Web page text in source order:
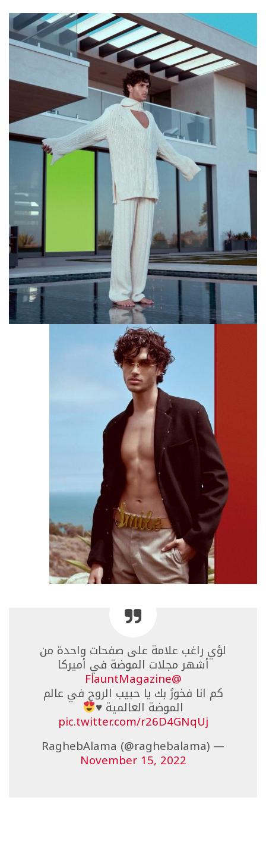
لؤي راغب علامة على صفحات واحدة من
أشهر مجلات الموضة في أميركا
@FlauntMagazine
كم انا فخورُ بك يا حبيب الروح في عالم
الموضة العالمية♥️
pic.twitter.com/r26D4GNqUj
— RaghebAlama (@raghebalama)
November 15, 2022